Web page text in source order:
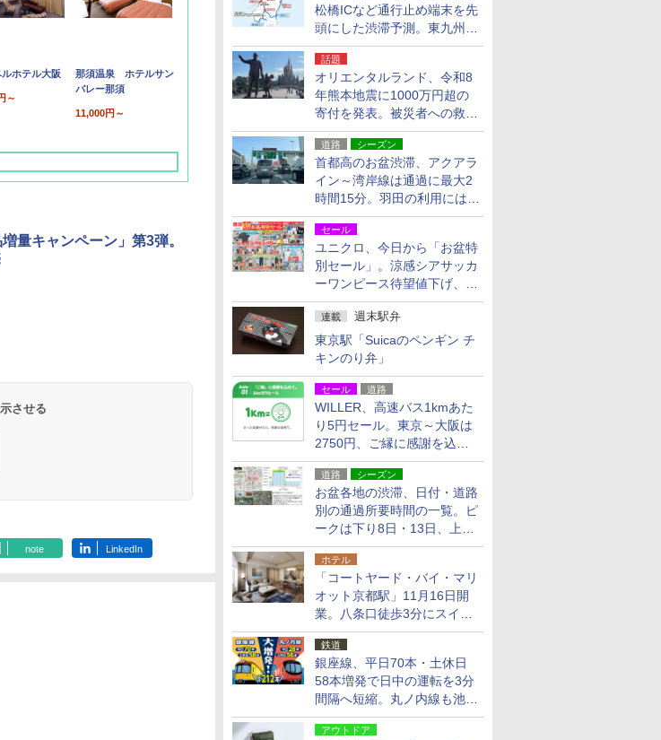
松橋ICなど通行止め端末を先
頭にした渋滞予測。東九州道
への迂回は料金調整を実施
話題
オリエンタルランド、令和8
年熊本地震に1000万円超の
寄付を発表。被災者への救援
活動・復旧支援
道路 シーズン
首都高のお盆渋滞、アクアラ
イン～湾岸線は通過に最大2
時間15分。羽田の利用には
「空港西出口」の利用検討を
セール
ユニクロ、今日から「お盆特
別セール」。涼感シアサッカ
ーワンピース待望値下げ、撥
水ギアショーツは1990円に
連載 週末駅弁
東京駅「Suicaのペンギン チ
キンのり弁」
セール 道路
WILLER、高速バス1kmあた
り5円セール。東京～大阪は
2750円、ご縁に感謝を込め
た20周年記念キャンペーン
道路 シーズン
お盆各地の渋滞、日付・道路
別の通過所要時間の一覧。ピ
ークは下り8日・13日、上り
14日・15日
ホテル
「コートヤード・バイ・マリ
オット京都駅」11月16日開
業。八条口徒歩3分にスイー
ト含む全270室、ダイニング
も併設
鉄道
銀座線、平日70本・土休日
58本増発で日中の運転を3分
間隔へ短縮。丸ノ内線も池袋
～中野坂上を4分間隔に
アウトドア
ルホテル大阪
～
那須温泉 ホテルサン
バレー那須
11,000円～
量キャンペーン」第3弾。
させる
note LinkedIn